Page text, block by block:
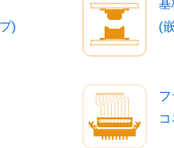
)
基
(